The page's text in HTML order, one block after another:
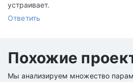
устраивает.
Ответить
Похожие
Мы анализируем множество